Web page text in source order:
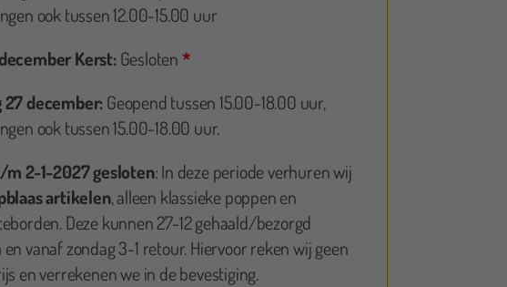
ook tussen 12.00-15.00 uur
Kerst:Gesloten *
27 december: Geopend tussen 15.00-18.00 uur,
ook tussen 15.00-18.00 uur.
m 2-1-2027 gesloten: In deze periode verhuren wij
artikelen, alleen klassieke poppen en
Deze kunnen 27-12 gehaald/bezorgd
vanaf zondag 3-1 retour. Hiervoor reken wij geen
en verrekenen we in de bevestiging.
Kim
Al meermaals oplaaspoppen bij gekkepoppen besteld. En nu voor
een geboortebord! Altijd goede service! 👌🏻